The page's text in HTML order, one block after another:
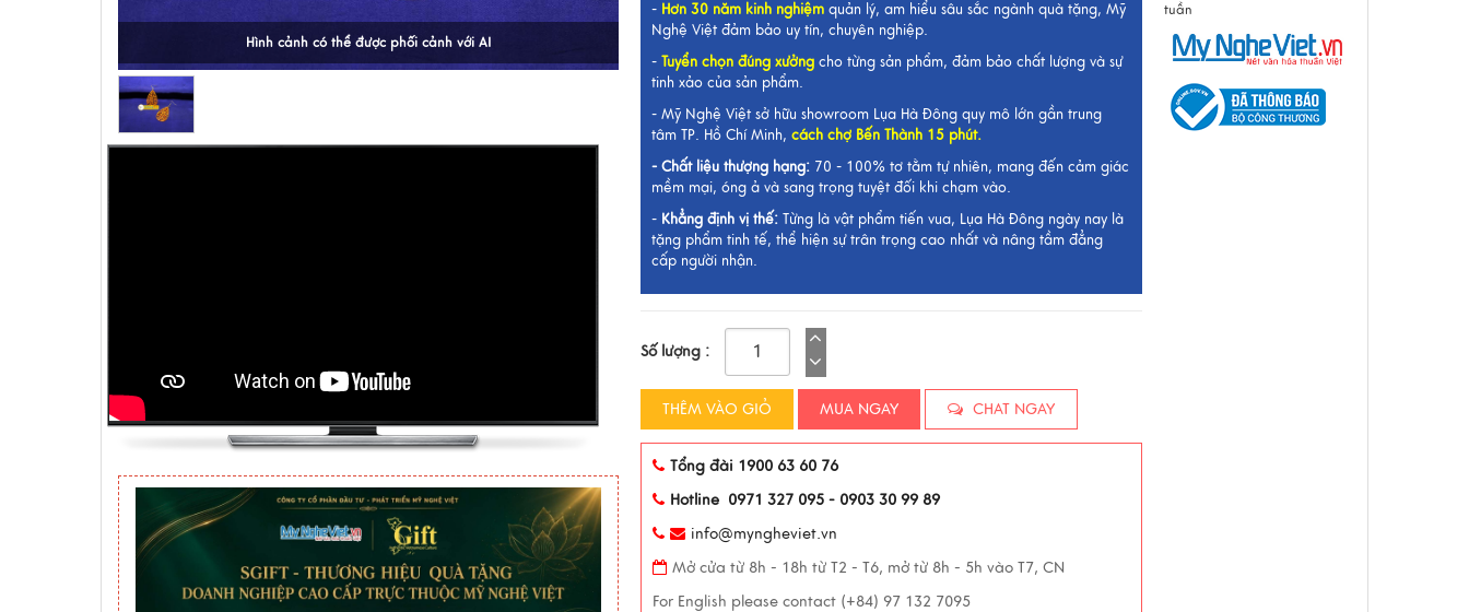
Hình cảnh có thể được phối cảnh với AI
- Hơn 30 năm kinh nghiệm quản lý, am hiểu sâu sắc ngành quà tặng, Mỹ
Nghệ Việt đảm bảo uy tín, chuyên nghiệp.
-Tuyển chọn đúng xưởng cho từng sản phẩm, đảm bảo chất lượng và sự
tinh xảo của sản phẩm.
- Mỹ Nghệ Việt sở hữu showroom Lụa Hà Đông quy mô lớn gần trung
tâm TP. Hồ Chí Minh,cách chợ Bến Thành 15 phút.
-Chất liệu thượng hạng: 70 - 100% tơ tằm tự nhiên, mang đến cảm giác
mềm mại, óng ả và sang trọng tuyệt đối khi chạm vào.
- Khẳng định vị thế:Từng là vật phẩm tiến vua, Lụa Hà Đông ngày nay là
tặng phẩm tinh tế, thể hiện sự trân trọng cao nhất và nâng tầm đẳng
cấp người nhận.
Số lượng :
THÊM VÀO GIỎ MUA NGAY CHAT NGAY
Tổng đài 1900 63 60 76
Hotline 0971 327 095 - 0903 30 99 89
info@myngheviet.vn
Mở cửa từ 8h - 18h từ T2 - T6, mở từ 8h - 5h vào T7, CN
For English please contact (+84) 97 132 7095
tuần